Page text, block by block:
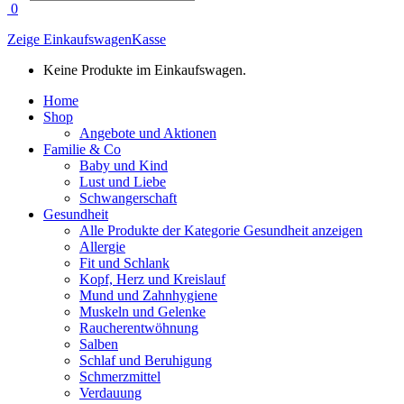
0
Zeige EinkaufswagenKasse
Keine Produkte im Einkaufswagen.
Home
Shop
Angebote und Aktionen
Familie & Co
Baby und Kind
Lust und Liebe
Schwangerschaft
Gesundheit
Alle Produkte der Kategorie Gesundheit anzeigen
Allergie
Fit und Schlank
Kopf, Herz und Kreislauf
Mund und Zahnhygiene
Muskeln und Gelenke
Raucherentwöhnung
Salben
Schlaf und Beruhigung
Schmerzmittel
Verdauung